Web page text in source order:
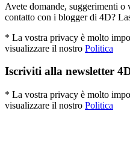
Avete domande, suggerimenti o
contatto con i blogger di 4D?
* La vostra privacy è molto
visualizzare il nostro Politica
Iscriviti alla newsletter
* La vostra privacy è molto
visualizzare il nostro Politica